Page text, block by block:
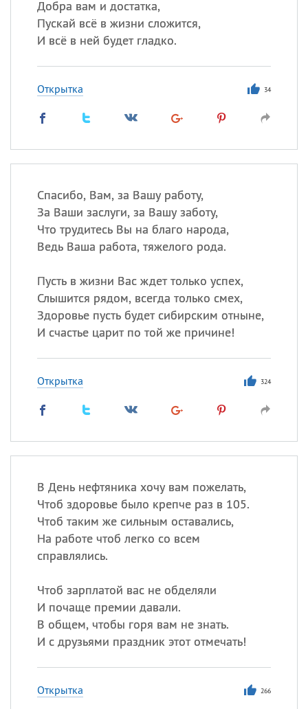
Добра вам и достатка,
Пускай всё в жизни сложится,
И всё в ней будет гладко.
Открытка 34
Спасибо, Вам, за Вашу работу,
За Ваши заслуги, за Вашу заботу,
Что трудитесь Вы на благо народа,
Ведь Ваша работа, тяжелого рода.
Пусть в жизни Вас ждет только успех,
Слышится рядом, всегда только смех,
Здоровье пусть будет сибирским отныне,
И счастье царит по той же причине!
Открытка 324
В День нефтяника хочу вам пожелать,
Чтоб здоровье было крепче раз в 105.
Чтоб таким же сильным оставались,
На работе чтоб легко со всем
справлялись.
Чтоб зарплатой вас не обделяли
И почаще премии давали.
В общем, чтобы горя вам не знать.
И с друзьями праздник этот отмечать!
Открытка 266